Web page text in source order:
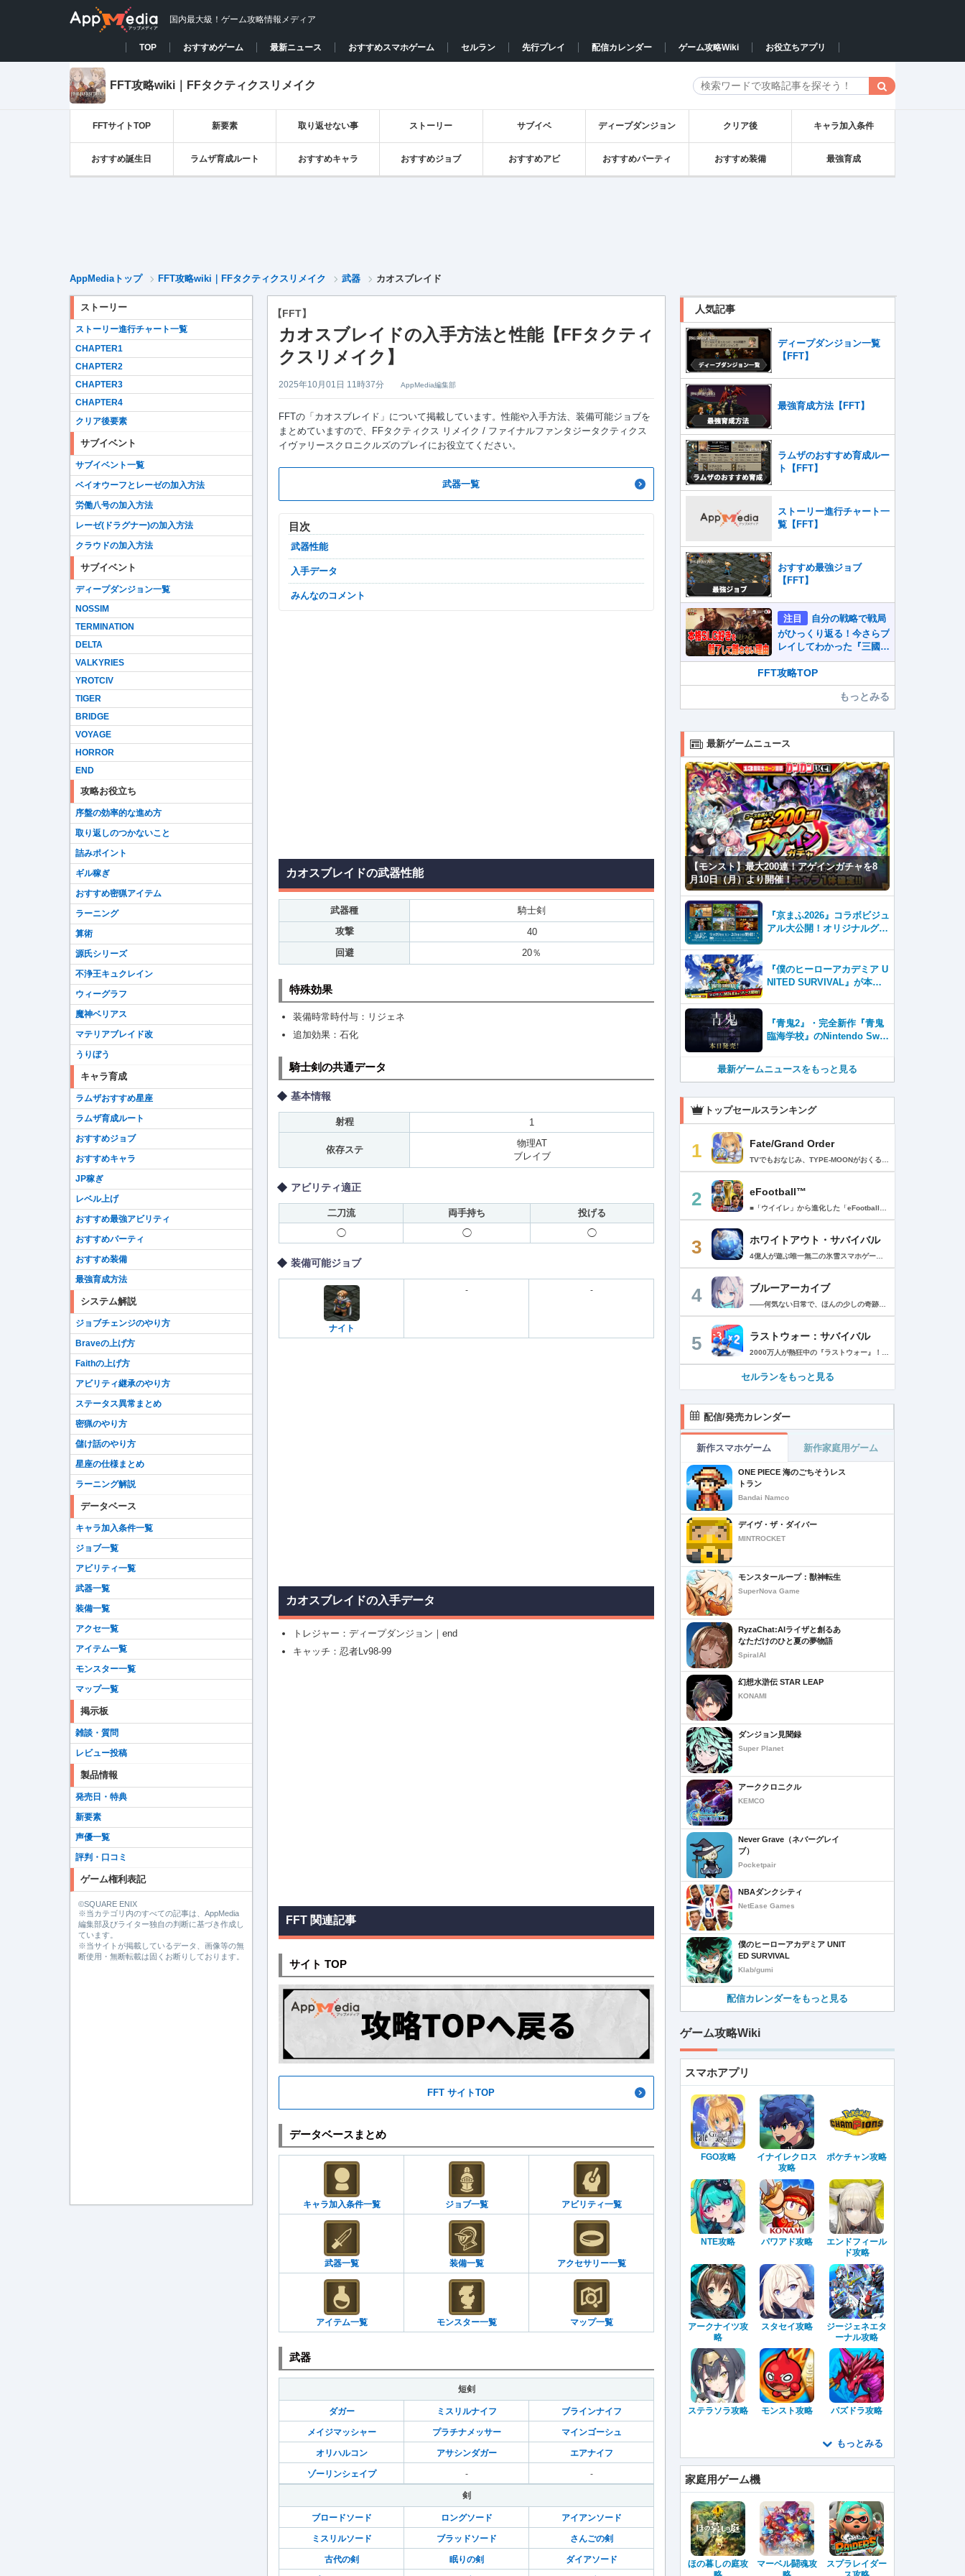
国内最大級！ゲーム攻略情報メディア
TOP おすすめゲーム 最新ニュース おすすめスマホゲーム セルラン 先行プレイ 配信カレンダー ゲーム攻略Wiki お役立ちアプリ
FFT攻略wiki｜FFタクティクスリメイク
FFTサイトTOP 新要素 取り返せない事 ストーリー サブイベ ディープダンジョン クリア後 キャラ加入条件
おすすめ誕生日 ラムザ育成ルート おすすめキャラ おすすめジョブ おすすめアビ おすすめパーティ おすすめ装備 最強育成
AppMediaトップ FFT攻略wiki｜FFタクティクスリメイク 武器 カオスブレイド
【FFT】
カオスブレイドの入手方法と性能【FFタクティ
クスリメイク】
2025年10月01日 11時37分 AppMedia編集部
FFTの「カオスブレイド」について掲載しています。性能や入手方法、装備可能ジョブを
まとめていますので、FFタクティクス リメイク / ファイナルファンタジータクティクス
イヴァリースクロニクルズのプレイにお役立てください。
武器一覧
目次
武器性能
入手データ
みんなのコメント
カオスブレイドの武器性能
武器種
騎士剣
攻撃
40
回避
20％
特殊効果
装備時常時付与：リジェネ
追加効果：石化
騎士剣の共通データ
基本情報
射程 1
依存ステ
物理AT
ブレイブ
アビリティ適正
二刀流 両手持ち
投げる
◯
◯ ◯
装備可能ジョブ
ナイト
- -
カオスブレイドの入手データ
トレジャー：ディープダンジョン｜end
キャッチ：忍者Lv98-99
FFT 関連記事
サイト TOP
FFT サイトTOP
データベースまとめ
キャラ加入条件一覧 ジョブ一覧 アビリティ一覧
武器一覧 装備一覧 アクセサリー一覧
アイテム一覧 モンスター一覧 マップ一覧
武器
短剣
ダガー ミスリルナイフ ブラインナイフ
メイジマッシャー プラチナメッサー マインゴーシュ
オリハルコン アサシンダガー エアナイフ
ゾーリンシェイプ - -
剣
ブロードソード ロングソード アイアンソード
ミスリルソード ブラッドソード さんごの剣
古代の剣 眠りの剣 ダイアソード
ストーリー
ストーリー進行チャート一覧
CHAPTER1
CHAPTER2
CHAPTER3
CHAPTER4
クリア後要素
サブイベント
サブイベント一覧
ベイオウーフとレーゼの加入方法
労働八号の加入方法
レーゼ(ドラグナー)の加入方法
クラウドの加入方法
サブイベント
ディープダンジョン一覧
NOSSIM
TERMINATION
DELTA
VALKYRIES
YROTCIV
TIGER
BRIDGE
VOYAGE
HORROR
END
攻略お役立ち
序盤の効率的な進め方
取り返しのつかないこと
詰みポイント
ギル稼ぎ
おすすめ密猟アイテム
ラーニング
算術
源氏シリーズ
不浄王キュクレイン
ウィーグラフ
魔神ベリアス
マテリアブレイド改
うりぼう
キャラ育成
ラムザおすすめ星座
ラムザ育成ルート
おすすめジョブ
おすすめキャラ
JP稼ぎ
レベル上げ
おすすめ最強アビリティ
おすすめパーティ
おすすめ装備
最強育成方法
システム解説
ジョブチェンジのやり方
Braveの上げ方
Faithの上げ方
アビリティ継承のやり方
ステータス異常まとめ
密猟のやり方
儲け話のやり方
星座の仕様まとめ
ラーニング解説
データベース
キャラ加入条件一覧
ジョブ一覧
アビリティ一覧
武器一覧
装備一覧
アクセ一覧
アイテム一覧
モンスター一覧
マップ一覧
掲示板
雑談・質問
レビュー投稿
製品情報
発売日・特典
新要素
声優一覧
評判・口コミ
ゲーム権利表記
©SQUARE ENIX
※当カテゴリ内のすべての記事は、AppMedia
編集部及びライター独自の判断に基づき作成し
ています。
※当サイトが掲載しているデータ、画像等の無
断使用・無断転載は固くお断りしております。
人気記事
ディープダンジョン一覧
【FFT】
最強育成方法【FFT】
ラムザのおすすめ育成ルー
ト【FFT】
ストーリー進行チャート一
覧【FFT】
おすすめ最強ジョブ
【FFT】
注目
自分の戦略で戦局
がひっくり返る！今さらプ
レイしてわかった『三國志
真戦』が本格SLG好きを
魅了して離さないワケ
FFT攻略TOP
もっとみる
最新ゲームニュース
【モンスト】最大200連！アゲインガチャを8
月10日（月）より開催！
『京まふ2026』コラボビジュ
アル大公開！オリジナルグッ
『僕のヒーローアカデミア U
NITED SURVIVAL』が本日8
『青鬼2』・完全新作『青鬼
臨海学校』のNintendo Swit
最新ゲームニュースをもっと見る
トップセールスランキング
1 Fate/Grand Order
2 eFootball™
3 ホワイトアウト・サバイバル
4 ブルーアーカイブ
5 ラストウォー：サバイバル
セルランをもっと見る
配信/発売カレンダー
新作スマホゲーム 新作家庭用ゲーム
ONE PIECE 海のごちそうレス
トラン
Bandai Namco
デイヴ・ザ・ダイバー
MINTROCKET
モンスターループ：獣神転生
SuperNova Game
RyzaChat:AIライザと創るあ
なただけのひと夏の夢物語
SpiralAI
幻想水滸伝 STAR LEAP
KONAMI
ダンジョン見聞録
Super Planet
アーククロニクル
KEMCO
Never Grave（ネバーグレイ
ブ）
Pocketpair
NBAダンクシティ
NetEase Games
僕のヒーローアカデミア UNIT
ED SURVIVAL
Klab/gumi
配信カレンダーをもっと見る
ゲーム攻略Wiki
スマホアプリ
FGO攻略
イナイレクロス
攻略
ポケチャン攻略
NTE攻略 パワアド攻略
エンドフィール
ド攻略
アークナイツ攻
略
スタセイ攻略
ジージェネエタ
ーナル攻略
ステラソラ攻略 モンスト攻略 パズドラ攻略
もっとみる
家庭用ゲーム機
ほの暮しの庭攻
マーベル闘魂攻
スプラレイダー